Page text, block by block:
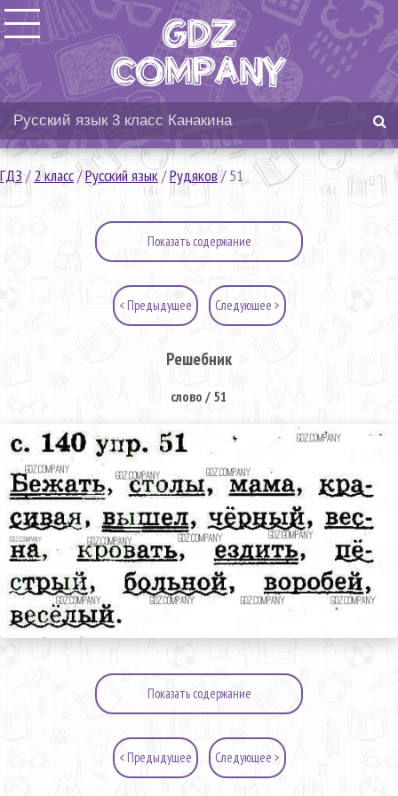
ГДЗ/2 класс/Русский язык/Рудяков/51
Показать содержание
< Предыдущее Следующее >
Решебник
слово / 51
Показать содержание
< Предыдущее Следующее >